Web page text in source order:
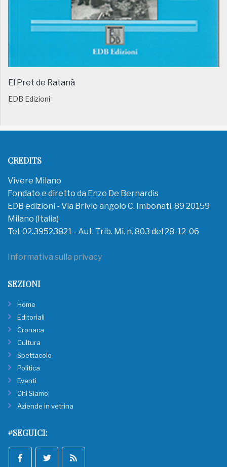
El Pret de Ratanà
EDB Edizioni
CREDITS
Vivere Milano
Fondato e diretto da Enzo De Bernardis
EDB edizioni - Via Brivio angolo C. Imbonati, 89 20159
Milano (Italia)
Tel. 02.39523821 - Aut. Trib. Mi. n. 803 del 28-12-06
Informativa sulla privacy
SEZIONI
Home
Editoriali
Cronaca
Cultura
Spettacolo
Politica
Eventi
Chi Siamo
Aziende in vetrina
#SEGUICI: